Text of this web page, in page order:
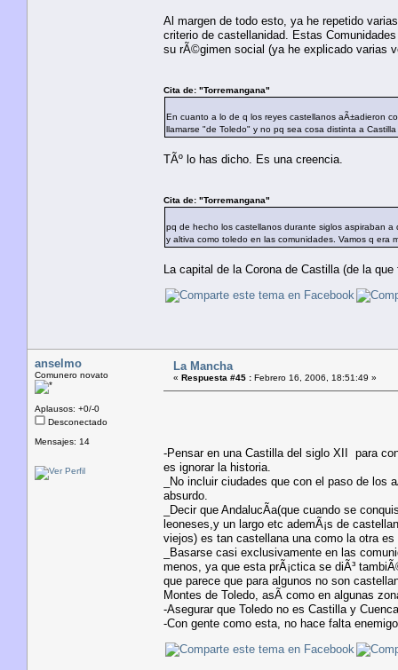
Al margen de todo esto, ya he repetido
criterio de castellanidad. Estas
su rÃ©gimen social (ya he explicado varias
Cita de: "Torremangana"
En cuanto a lo de q los reyes castellanos aÃ±adieron
llamarse "de Toledo" y no pq sea cosa distinta a Castilla
TÃº lo has dicho. Es una creencia.
Cita de: "Torremangana"
pq de hecho los castellanos durante siglos aspiraban
y altiva como toledo en las comunidades. Vamos q era
La capital de la Corona de Castilla (de la
anselmo
Comunero novato
Aplausos: +0/-0
Desconectado
Mensajes: 14
La Mancha
« Respuesta #45 : Febrero 16, 2006, 18:51:49 »
-Pensar en una Castilla del siglo XII para
es ignorar la historia.
_No incluir ciudades que con el paso de
absurdo.
_Decir que AndalucÃ­a(que cuando se
leoneses,y un largo etc ademÃ¡s de
viejos) es tan castellana una como la otra es
_Basarse casi exclusivamente en las
menos, ya que esta prÃ¡ctica se diÃ³
que parece que para algunos no son
Montes de Toledo, asÃ­ como en algunas
-Asegurar que Toledo no es Castilla y
-Con gente como esta, no hace falta